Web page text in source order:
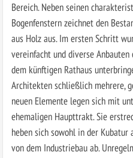
Bereich. Neben seinen
Bogenfenstern zeichnet den
aus Holz aus. Im ersten Schritt
vereinfacht und diverse
dem künftigen Rathaus
Architekten schließlich mehrere,
neuen Elemente legen sich mit
ehemaligen Haupttrakt. Sie
heben sich sowohl in der
von dem Industriebau ab.